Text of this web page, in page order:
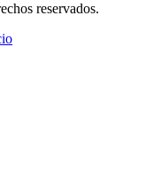
reservados.